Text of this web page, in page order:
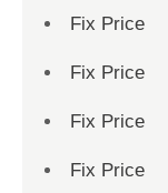
Fix Price
Fix Price
Fix Price
Fix Price